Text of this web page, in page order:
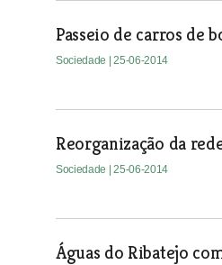
Passeio de carros de
Sociedade | 25-06-2014
Reorganização da
Sociedade | 25-06-2014
Águas do Ribatejo